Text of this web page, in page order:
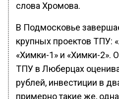
слова Хромова.
В Подмосковье
крупных проектов ТПУ:
«Химки-1» и «Химки-2».
ТПУ в Люберцах
рублей, инвестиции в
примерно такие же,